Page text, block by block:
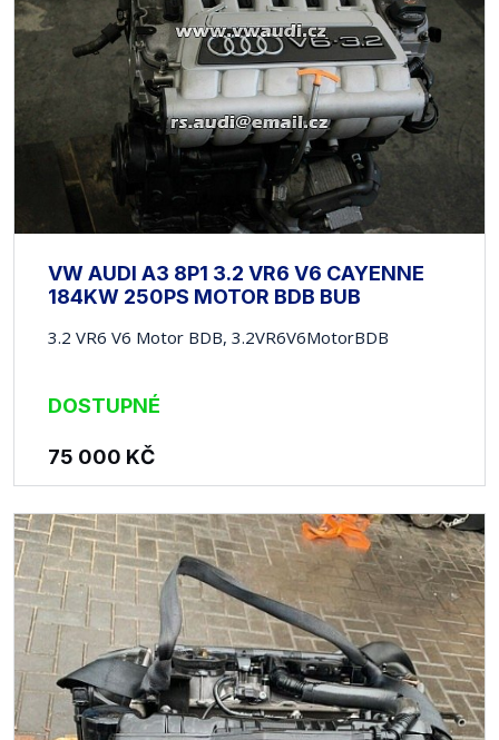
VW AUDI A3 8P1 3.2 VR6 V6 CAYENNE
184KW 250PS MOTOR BDB BUB
3.2 VR6 V6 Motor BDB, 3.2VR6V6MotorBDB
DOSTUPNÉ
75 000 KČ